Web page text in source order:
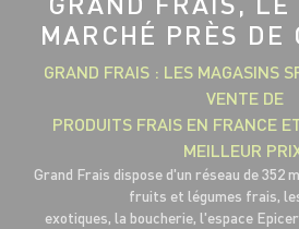
MARCHÉ PRÈS DE
GRAND FRAIS : LES MAGASINS
VENTE DE
PRODUITS FRAIS EN FRANCE
MEILLEUR
Grand Frais dispose d'un réseau de 352
fruits et légumes frais,
exotiques, la boucherie, l'espace